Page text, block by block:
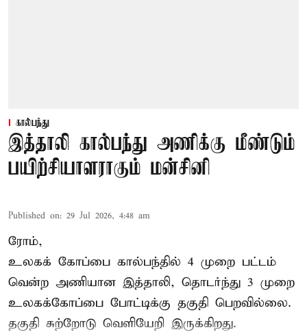
கால்பந்து
இத்தாலி கால்பந்து அணிக்கு மீண்டும்
பயிற்சியாளராகும் மன்சினி
Published on: 29 Jul 2026, 4:48 am
ரோம்,
உலகக் கோப்பை கால்பந்தில் 4 முறை பட்டம்
வென்ற அணியான இத்தாலி, தொடர்ந்து 3 முறை
உலகக்கோப்பை போட்டிக்கு தகுதி பெறவில்லை.
தகுதி சுற்றோடு வெளியேறி இருக்கிறது.